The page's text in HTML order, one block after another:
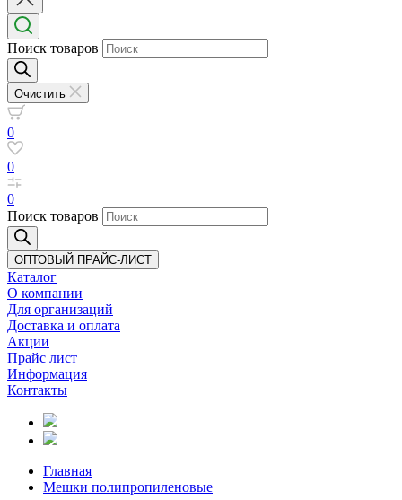
Поиск товаров
Очистить
0
0
0
Поиск товаров
ОПТОВЫЙ ПРАЙС-ЛИСТ
Каталог
О компании
Для организаций
Доставка и оплата
Акции
Прайс лист
Информация
Контакты
Главная
Мешки полипропиленовые